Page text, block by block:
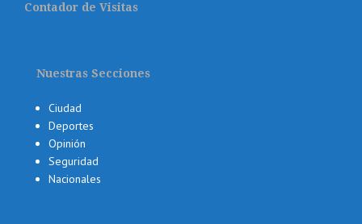
Contador de Visitas
Nuestras Secciones
Ciudad
Deportes
Opinión
Seguridad
Nacionales